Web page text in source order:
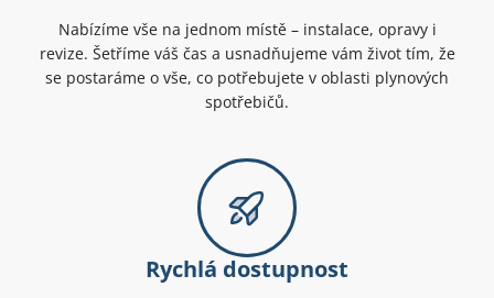
Nabízíme vše na jednom místě – instalace, opravy i
revize. Šetříme váš čas a usnadňujeme vám život tím, že
se postaráme o vše, co potřebujete v oblasti plynových
spotřebičů.
Rychlá dostupnost